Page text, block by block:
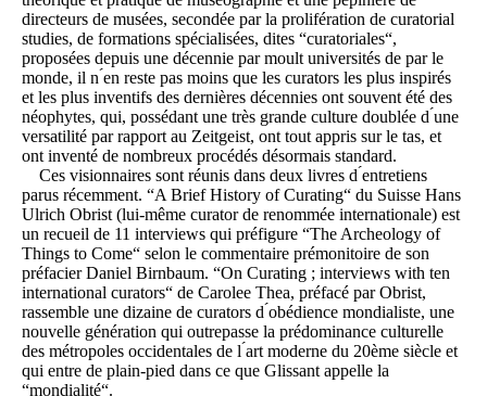
directeurs de musées, secondée par la prolifération de curatorial
studies, de formations spécialisées, dites “curatoriales“,
proposées depuis une décennie par moult universités de par le
monde, il n ́en reste pas moins que les curators les plus inspirés
et les plus inventifs des dernières décennies ont souvent été des
néophytes, qui, possédant une très grande culture doublée d ́une
versatilité par rapport au Zeitgeist, ont tout appris sur le tas, et
ont inventé de nombreux procédés désormais standard.
Ces visionnaires sont réunis dans deux livres d ́entretiens
parus récemment. “A Brief History of Curating“ du Suisse Hans
Ulrich Obrist (lui-même curator de renommée internationale) est
un recueil de 11 interviews qui préfigure “The Archeology of
Things to Come“ selon le commentaire prémonitoire de son
préfacier Daniel Birnbaum. “On Curating ; interviews with ten
international curators“ de Carolee Thea, préfacé par Obrist,
rassemble une dizaine de curators d ́obédience mondialiste, une
nouvelle génération qui outrepasse la prédominance culturelle
des métropoles occidentales de l ́art moderne du 20ème siècle et
qui entre de plain-pied dans ce que Glissant appelle la
“mondialité“.